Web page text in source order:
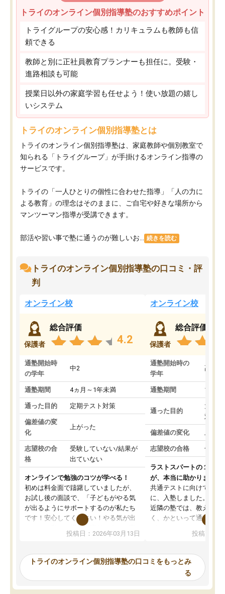
トライのオンライン個別指導塾のおすすめポイント
トライグループの安心感！カリキュラムも教師も信
頼できる
教師と別に正社員教育プランナーも担任に。受験・
進路相談も可能
授業日以外の家庭学習も任せよう！使い放題の嬉し
いシステム
トライのオンライン個別指導塾とは
トライのオンライン個別指導塾は、家庭教師や個別教室で
知られる「トライグループ」が手掛けるオンライン指導の
サービスです。
トライの「一人ひとりの個性に合わせた指導」「人の力に
よる教育」の理念はそのままに、ご自宅や好きな場所から
マンツーマン指導が受講できます。
部活や習い事で塾に通うのが難しいお... 続きを読む
トライのオンライン個別指導塾の口コミ・評
判
オンライン校
保護者
総合評価
4.2
通塾開始時
の学年
中2
通塾期間 4ヵ月～1年未満
通った目的 定期テスト対策
偏差値の変
化
上がった
志望校の合
格
受験していない/結果が
出ていない
オンラインで勉強のコツが学べる！
初めは料金面で躊躇していましたが、
お試し後の面談で、「子どもがやる気
が出るようにサポートするのが私たち
です！安心してください！やる気が出
ないのは私たち講師の責任です」と言
ってくださり、確かに！と考えて、思
ったんですが、学生の先生から学ぶこ
み、徐々に成績が上がったらいいなと
思っていました。何が今足りないのか
投稿日：2026年03月13日
オンライン校
保護者
総合評価
通塾開始時の
学年
高3
通塾期間 1～3
通った目的
大学
対策
偏差値の変化 上が
志望校の合格 合格
ラストスパートの１か月
が、本当に助かりました
共通テストに向けての追
に、入塾しました。田舎
近隣の塾では、教えても
く、かといって通うには
可能なので本当に助か
らないところをピンポイ
頂いて、とてもわかり
していました。一生を
スト、多少お金がかかっ
投稿日：
トライのオンライン個別指導塾の口コミをもっとみ
る